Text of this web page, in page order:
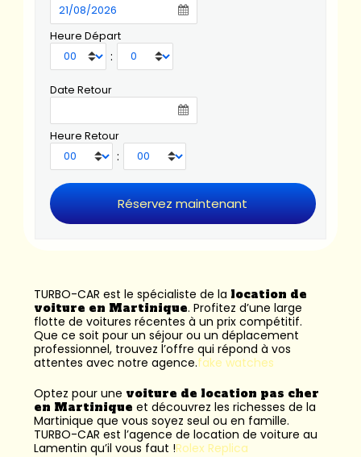
Heure Départ
:
Date Retour
Heure Retour
:
TURBO-CAR est le spécialiste de la location de
voiture en Martinique. Profitez d’une large
flotte de voitures récentes à un prix compétitif.
Que ce soit pour un séjour ou un déplacement
professionnel, trouvez l’offre qui répond à vos
attentes avec notre agence.fake watches
Optez pour une voiture de location pas cher
en Martinique et découvrez les richesses de la
Martinique que vous soyez seul ou en famille.
TURBO-CAR est l’agence de location de voiture au
Lamentin qu’il vous faut !Rolex Replica